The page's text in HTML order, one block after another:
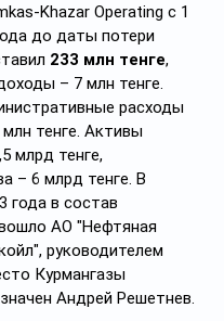
Khazar Operating с 1
до даты потери
233 млн тенге,
– 7 млн тенге.
расходы
тенге. Активы
млрд тенге,
– 6 млрд тенге. В
года в состав
АО "Нефтяная
руководителем
Курмангазы
Андрей Решетнев.